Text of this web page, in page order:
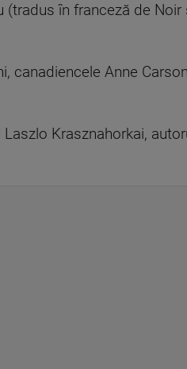
în franceză de
canadiencele Anne
Krasznahorkai,